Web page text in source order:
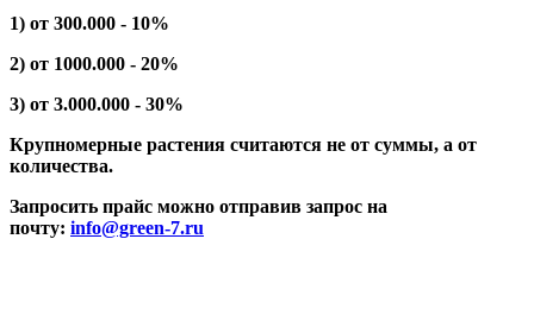
1) от 300.000 - 10%
2) от 1000.000 - 20%
3) от 3.000.000 - 30%
Крупномерные растения считаются не от суммы, а от
количества.
Запросить прайс можно отправив запрос на
почту: info@green-7.ru